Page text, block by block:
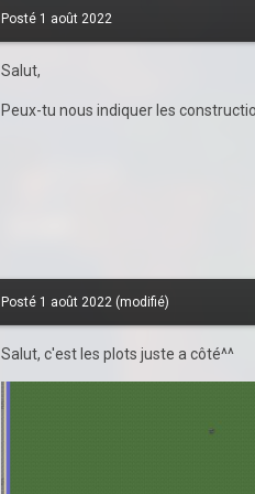
Posté 1 août 2022
Salut,
Peux-tu nous indiquer les
Posté 1 août 2022 (modifié)
Salut, c'est les plots juste a côté^^